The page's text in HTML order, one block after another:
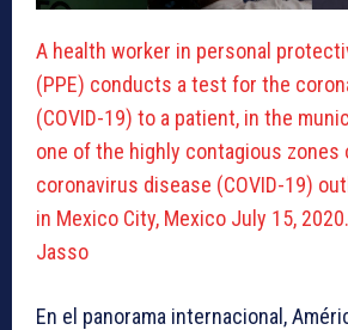
A health worker in personal
(PPE) conducts a test for the
(COVID-19) to a patient, in the
one of the highly contagious zones
coronavirus disease (COVID-19)
in Mexico City, Mexico July 15,
Jasso
En el panorama internacional,